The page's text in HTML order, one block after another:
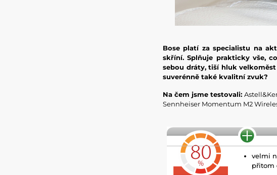
Bose platí za specialistu na
skříní. Splňuje prakticky vše,
sebou dráty, tiší hluk
suverénně také kvalitní zvuk?
Na čem jsme testovali:
Sennheiser Momentum M2
velmi
přitom